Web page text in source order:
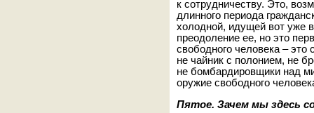
к сотрудничеству. Это,
длинного периода
холодной, идущей вот уже
преодоление ее, но это
свободного человека –
не чайник с полонием, не
не бомбардировщики над
оружие свободного
Пятое. Зачем мы здесь